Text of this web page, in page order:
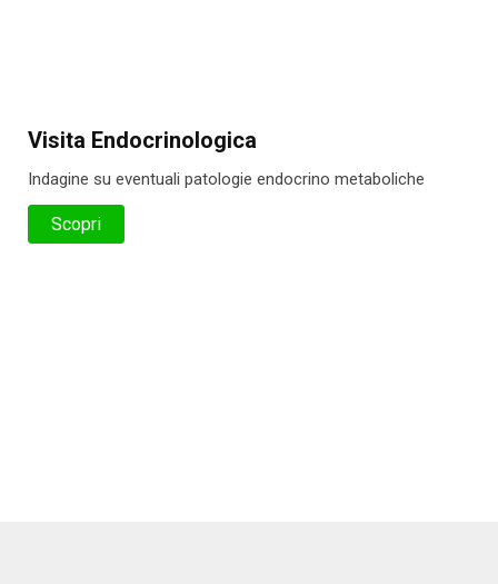
Visita Endocrinologica
Indagine su eventuali patologie endocrino metaboliche
Scopri